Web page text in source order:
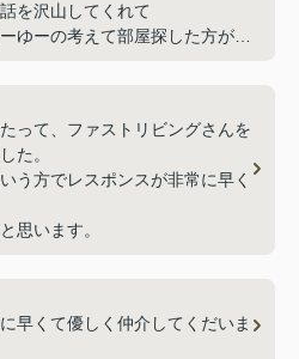
を沢山してくれて
ゆーの考えて部屋探した方がい
使わせて頂きます！
って、ファストリビングさんを
た。
う方でレスポンスが非常に早く
思います。
早くて優しく仲介してくだいま